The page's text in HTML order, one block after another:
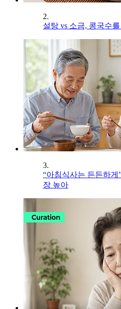
2.
설탕 vs 소금, 콩국수
3.
“아침식사는 든든하게
장 높아